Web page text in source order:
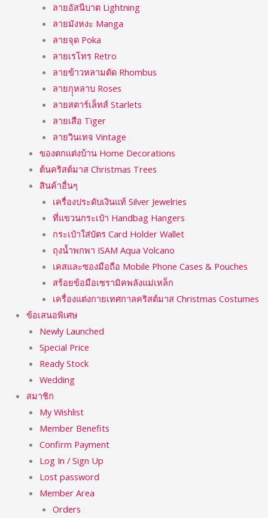
ลายอัสนีบาต Lightning
ลายมังหงะ Manga
ลายจุด Poka
ลายเรโทร Retro
ลายข้าวหลามตัด Rhombus
ลายกุุหลาบ Roses
ลายสตาร์เล็ทส์ Starlets
ลายเสือ Tiger
ลายวินเทจ Vintage
ของตกแต่งบ้าน Home Decorations
ต้นคริสต์มาส Christmas Trees
สินค้าอื่นๆ
เครื่องประดับเงินแท้ Silver Jewelries
ที่แขวนกระเป๋า Handbag Hangers
กระเป๋าใส่บัตร Card Holder Wallet
ถุงน้ำพกพา ISAM Aqua Volcano
เคสและซองมือถือ Mobile Phone Cases & Pouches
สร้อยข้อมือเซรามิคพลังแม่เหล็ก
เครื่องแต่งกายเทศกาลคริสต์มาส Christmas Costumes
ข้อเสนอพิเศษ
Newly Launched
Special Price
Ready Stock
Wedding
สมาชิก
My Wishlist
Member Benefits
Confirm Payment
Log In / Sign Up
Lost password
Member Area
Orders